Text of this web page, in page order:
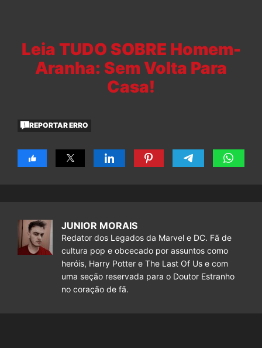
Leia TUDO SOBRE Homem-
Aranha: Sem Volta Para
Casa!
REPORTAR ERRO
JUNIOR MORAIS
Redator dos Legados da Marvel e DC. Fã de
cultura pop e obcecado por assuntos como
heróis, Harry Potter e The Last Of Us e com
uma seção reservada para o Doutor Estranho
no coração de fã.